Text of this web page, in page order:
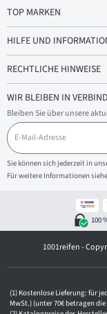
TOP MARKEN
HILFE UND
RECHTLICHE HINWEISE
WIR BLEIBEN IN
Bleiben Sie über unsere
E
-
M
a
i
l
e
Sie können sich jederzeit in
Für weitere Informationen siehe
100
1001reifen -
Kostenlose Lieferung: für
MwSt.) (unter 70€ betragen